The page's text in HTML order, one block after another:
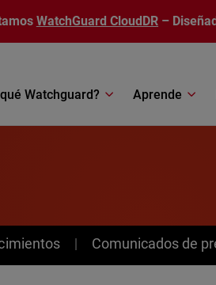
WatchGuard CloudDR –
Watchguard? Aprende
Comunicados de